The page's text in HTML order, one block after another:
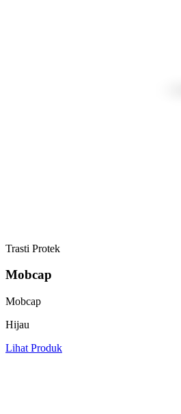
Trasti Protek
Mobcap
Mobcap
Hijau
Lihat Produk